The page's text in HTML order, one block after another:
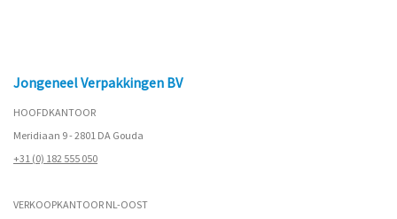
Jongeneel Verpakkingen BV
HOOFDKANTOOR
Meridiaan 9 - 2801 DA Gouda
+31 (0) 182 555 050
VERKOOPKANTOOR NL-OOST